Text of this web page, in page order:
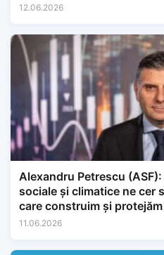
12.06.2026
Alexandru Petrescu
sociale și climatice ne cer
care construim și
financiare.
11.06.2026